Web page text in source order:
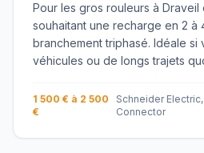
Pour les gros rouleurs à Draveil
souhaitant une recharge en 2 à
branchement triphasé. Idéale si
véhicules ou de longs trajets
1 500 € à 2 500
€
Schneider
Connector